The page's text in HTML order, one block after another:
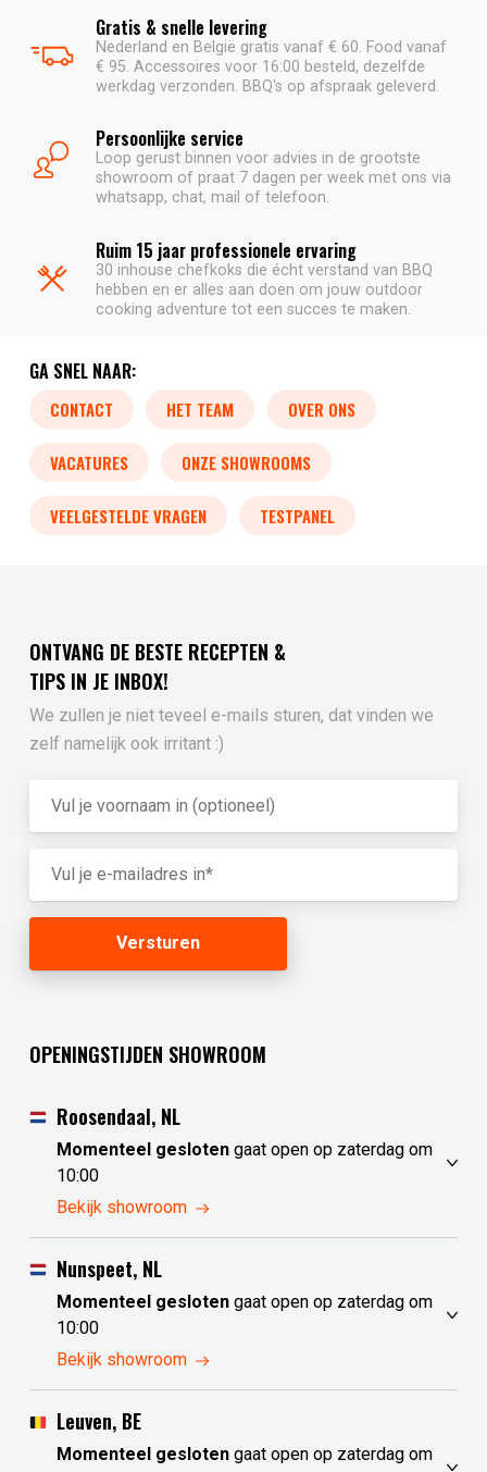
Gratis & snelle levering
Nederland en België gratis vanaf € 60. Food vanaf
€ 95. Accessoires voor 16:00 besteld, dezelfde
werkdag verzonden. BBQ's op afspraak geleverd.
Persoonlijke service
Loop gerust binnen voor advies in de grootste
showroom of praat 7 dagen per week met ons via
whatsapp, chat, mail of telefoon.
Ruim 15 jaar professionele ervaring
30 inhouse chefkoks die écht verstand van BBQ
hebben en er alles aan doen om jouw outdoor
cooking adventure tot een succes te maken.
GA SNEL NAAR:
CONTACT HET TEAM OVER ONS
VACATURES ONZE SHOWROOMS
VEELGESTELDE VRAGEN TESTPANEL
ONTVANG DE BESTE RECEPTEN &
TIPS IN JE INBOX!
We zullen je niet teveel e-mails sturen, dat vinden we
zelf namelijk ook irritant :)
OPENINGSTIJDEN SHOWROOM
Roosendaal, NL
Momenteel geslotengaat open op zaterdag om
10:00
vrijdag
zaterdag
10:00 - 17:30
zondag
maandag
10:00 - 17:30
dinsdag
woensdag
Bekijk showroom
Nunspeet, NL
Momenteel geslotengaat open op zaterdag om
10:00
vrijdag
zaterdag
10:00 - 17:30
zondag
maandag
gesloten
Bekijk showroom
Leuven, BE
Momenteel geslotengaat open op zaterdag om